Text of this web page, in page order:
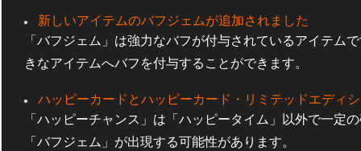
新しいアイテムのバフジェムが追加されました
「バフジェム」は強力なバフが付与されているアイテム
きなアイテムへバフを付与することができます。
ハッピーカードとハッピーカード・リミテッドエディ
「ハッピーチャンス」は「ハッピータイム」以外で一定
「バフジェム」が出現する可能性があります。